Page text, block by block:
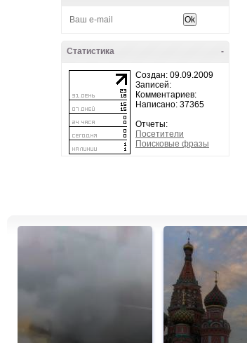
-
Статистика
Создан: 09.09.2009
Записей:
Комментариев:
Написано: 37365
Отчеты:
Посетители
Поисковые фразы